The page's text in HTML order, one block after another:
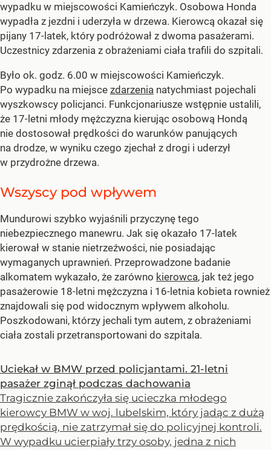
wypadku w miejscowości Kamieńczyk. Osobowa Honda
wypadła z jezdni i uderzyła w drzewa. Kierowcą okazał się
pijany 17-latek, który podróżował z dwoma pasażerami.
Uczestnicy zdarzenia z obrażeniami ciała trafili do szpitali.
Było ok. godz. 6.00 w miejscowości Kamieńczyk.
Po wypadku na miejsce zdarzenia natychmiast pojechali
wyszkowscy policjanci. Funkcjonariusze wstępnie ustalili,
że 17-letni młody mężczyzna kierując osobową Hondą
nie dostosował prędkości do warunków panujących
na drodze, w wyniku czego zjechał z drogi i uderzył
w przydrożne drzewa.
Wszyscy pod wpływem
Mundurowi szybko wyjaśnili przyczynę tego
niebezpiecznego manewru. Jak się okazało 17-latek
kierował w stanie nietrzeźwości, nie posiadając
wymaganych uprawnień. Przeprowadzone badanie
alkomatem wykazało, że zarówno kierowca, jak też jego
pasażerowie 18-letni mężczyzna i 16-letnia kobieta rownież
znajdowali się pod widocznym wpływem alkoholu.
Poszkodowani, którzy jechali tym autem, z obrażeniami
ciała zostali przetransportowani do szpitala.
Uciekał w BMW przed policjantami. 21-letni
pasażer zginął podczas dachowania
Tragicznie zakończyła się ucieczka młodego
kierowcy BMW w woj. lubelskim, który jadąc z dużą
prędkością, nie zatrzymał się do policyjnej kontroli.
W wypadku ucierpiały trzy osoby, jedna z nich